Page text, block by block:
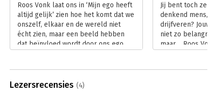
Hoofdrubriek: Psychologie
Roos Vonk laat ons in ‘Mijn ego heeft
altijd gelijk’ zien hoe het komt dat we
onszelf, elkaar en de wereld niet
écht zien, maar een beeld hebben
dat beïnvloed wordt door ons ego.
dan machteloos? Nee, je kunt er wel
Jij bent toch
denkend mens,
drijfveren? Jouw
niet zo
maar… Roos
Lezersrecensies (4)